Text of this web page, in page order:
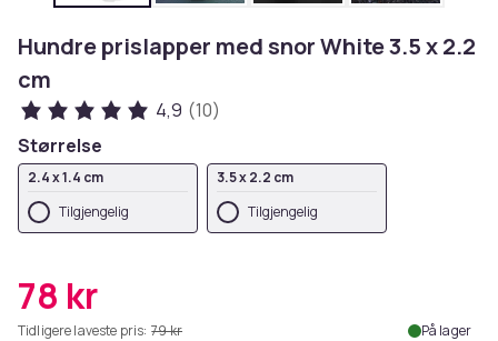
Hundre prislapper med snor White 3.5 x 2.2
cm
4,9 (10)
Størrelse
2.4 x 1.4 cm
Tilgjengelig
3.5 x 2.2 cm
Tilgjengelig
78 kr
Tidligere laveste pris: 79 kr På lager